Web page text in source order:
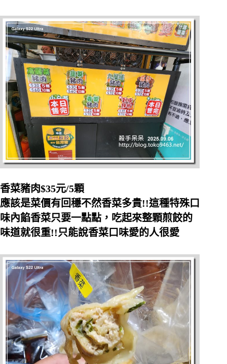
香菜豬肉$35元/5顆
應該是菜價有回穩不然香菜多貴!!這種特殊口
味內餡香菜只要一點點，吃起來整顆煎餃的
味道就很重!!只能說香菜口味愛的人很愛